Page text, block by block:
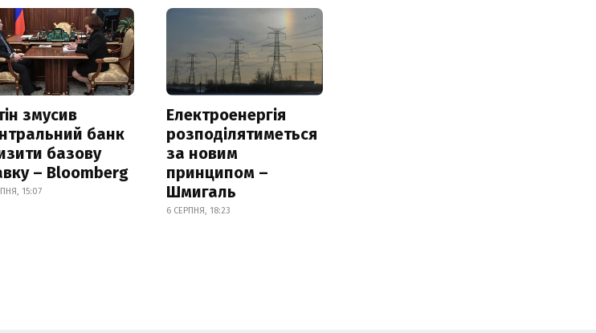
змусив
банк
базову
– Bloomberg
15:07
Електроенергія
розподілятиметься
за новим
принципом –
Шмигаль
6 СЕРПНЯ, 18:23